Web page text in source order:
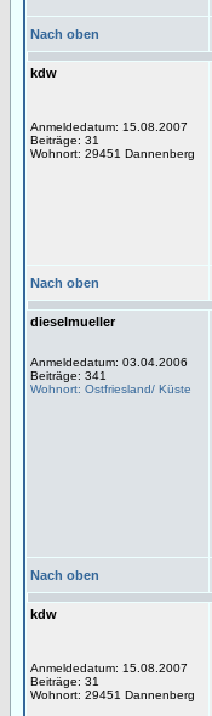
Nach oben
kdw
Anmeldedatum: 15.08.2007
Beiträge: 31
Wohnort: 29451 Dannenberg
Nach oben
dieselmueller
Anmeldedatum: 03.04.2006
Beiträge: 341
Wohnort: Ostfriesland/ Küste
Nach oben
kdw
Anmeldedatum: 15.08.2007
Beiträge: 31
Wohnort: 29451 Dannenberg